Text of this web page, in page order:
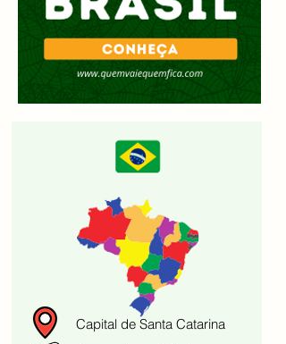
Capital de Santa Catarina